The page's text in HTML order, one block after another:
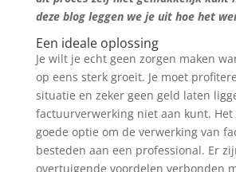
deze blog leggen we je uit hoe het
Een ideale oplossing
Je wilt je echt geen zorgen maken
op eens sterk groeit. Je moet
situatie en zeker geen geld laten
factuurverwerking niet aan kunt. Het
goede optie om de verwerking van
besteden aan een professional. Er
overtuigende voordelen verbonden